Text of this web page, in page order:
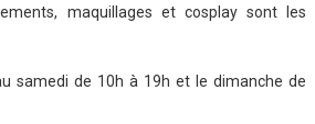
maquillages et cosplay sont les
samedi de 10h à 19h et le dimanche de